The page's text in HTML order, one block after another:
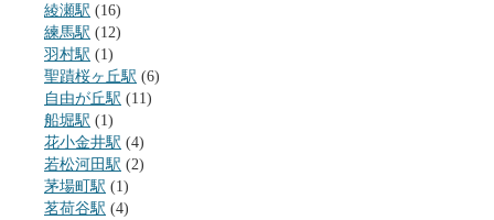
綾瀬駅 (16)
練馬駅 (12)
羽村駅 (1)
聖蹟桜ヶ丘駅 (6)
自由が丘駅 (11)
船堀駅 (1)
花小金井駅 (4)
若松河田駅 (2)
茅場町駅 (1)
茗荷谷駅 (4)